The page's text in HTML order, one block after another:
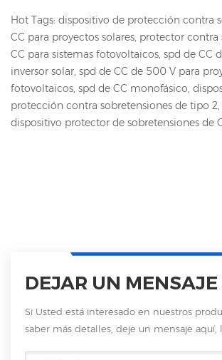
Hot Tags: dispositivo de protección contra
CC para proyectos solares, protector contra
CC para sistemas fotovoltaicos, spd de CC
inversor solar, spd de CC de 500 V para
fotovoltaicos, spd de CC monofásico,
protección contra sobretensiones de tipo 2,
dispositivo protector de sobretensiones de
DEJAR UN MENSAJE
Si Usted está interesado en nuestros
saber más detalles, deje un mensaje aquí,